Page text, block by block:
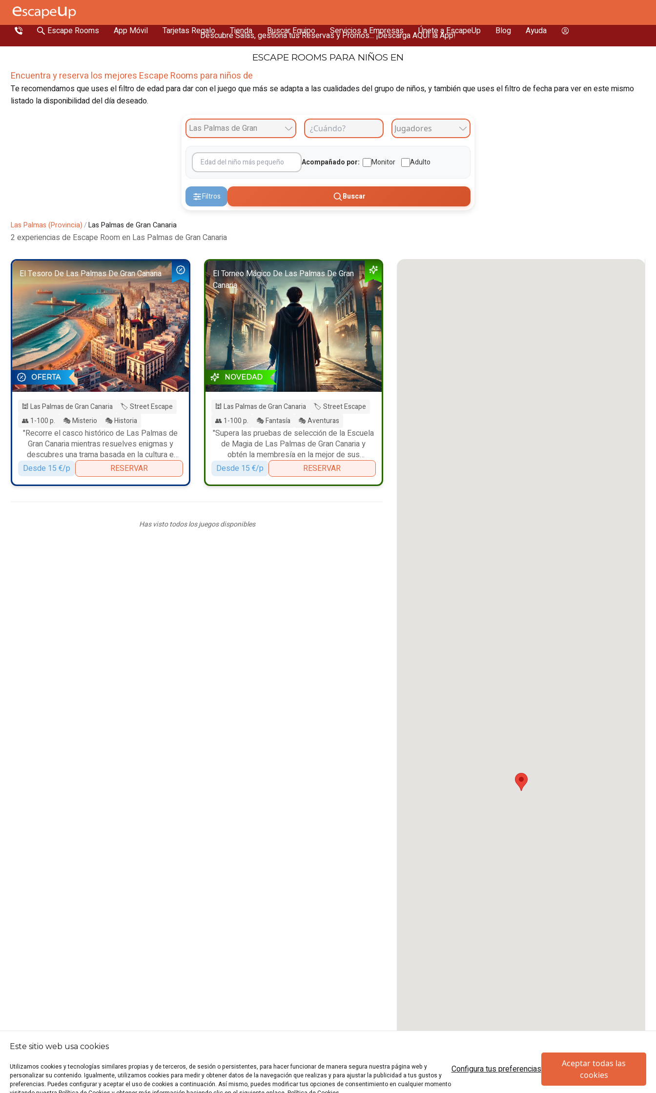
Escape Rooms App Móvil Tarjetas Regalo Tienda Buscar Equipo Servicios a Empresas Únete a EscapeUp Blog Ayuda
Descubre Salas, gestiona tus Reservas y Promos... ¡Descarga AQUÍ la App!
ESCAPE ROOMS PARA NIÑOS EN
Encuentra y reserva los mejores Escape Rooms para niños de
Te recomendamos que uses el filtro de edad para dar con el juego que más se adapta a las cualidades del grupo de niños, y también que uses el filtro de fecha para ver en este mismo
listado la disponibilidad del día deseado.
Las Palmas de Gran
Canaria
Acompañado por: Monitor Adulto
Filtros Buscar
Las Palmas (Provincia)/Las Palmas de Gran Canaria
2 experiencias de Escape Room en Las Palmas de Gran Canaria
El Tesoro De Las Palmas De Gran Canaria
OFERTA
🕍 Las Palmas de Gran Canaria
🏷️ Street Escape
👥 1-100 p.
🎭 Misterio 🎭 Historia
"Recorre el casco histórico de Las Palmas de
Gran Canaria mientras resuelves enigmas y
descubres una trama basada en la cultura e
historia de la ciudad."
Desde 15 €/p RESERVAR
El Torneo Mágico De Las Palmas De Gran
Canaria
NOVEDAD
🕍 Las Palmas de Gran Canaria
🏷️ Street Escape
👥 1-100 p.
🎭 Fantasía 🎭 Aventuras
"Supera las pruebas de selección de la Escuela
de Magia de Las Palmas de Gran Canaria y
obtén la membresía en la mejor de sus
fraternidades."
Desde 15 €/p RESERVAR
Has visto todos los juegos disponibles
Este sitio web usa cookies
Utilizamos cookies y tecnologías similares propias y de terceros, de sesión o persistentes, para hacer funcionar de manera segura nuestra página web y
personalizar su contenido. Igualmente, utilizamos cookies para medir y obtener datos de la navegación que realizas y para ajustar la publicidad a tus gustos y
preferencias. Puedes configurar y aceptar el uso de cookies a continuación. Así mismo, puedes modificar tus opciones de consentimiento en cualquier momento
Configura tus preferencias
Aceptar todas las
cookies